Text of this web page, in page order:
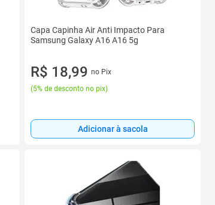
Capa Capinha Air Anti Impacto Para
Samsung Galaxy A16 A16 5g
R$ 18,99 no Pix
(5% de desconto no pix)
Adicionar à sacola